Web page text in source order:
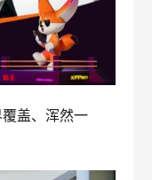
盖、浑然一